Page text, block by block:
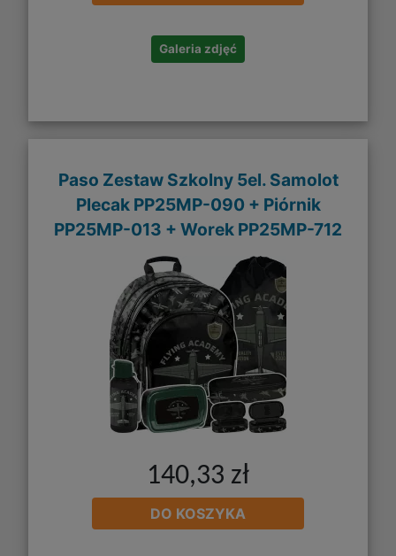
Galeria zdjęć
Paso Zestaw Szkolny 5el. Samolot
Plecak PP25MP-090 + Piórnik
PP25MP-013 + Worek PP25MP-712
140,33 zł
DO KOSZYKA